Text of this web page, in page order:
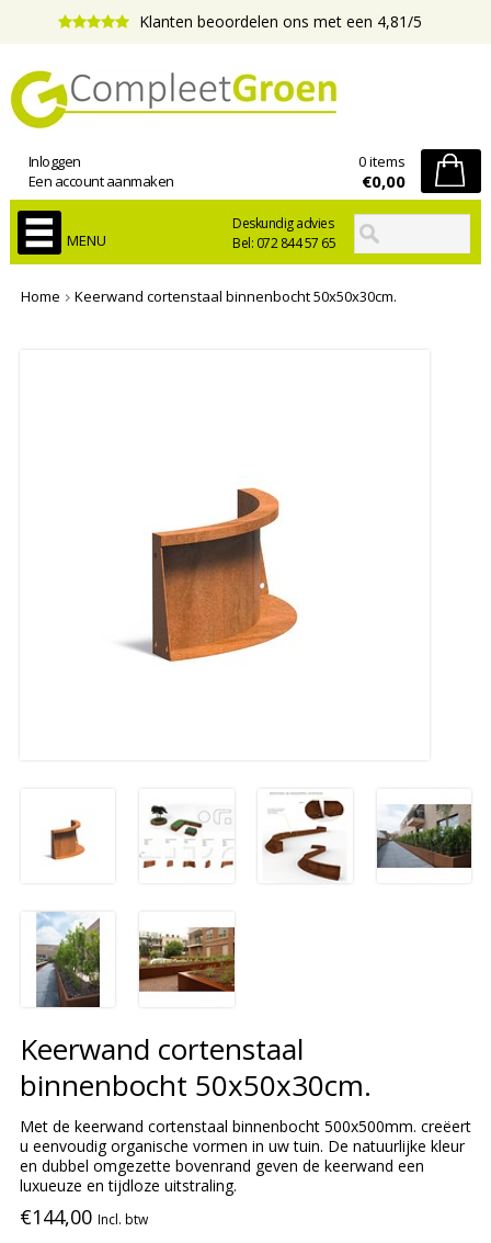
Klanten beoordelen ons met een 4,81/5
Deskundig advies
Bel: 072 844 57 65
Inloggen
Een account aanmaken
0 items
€0,00
MENU
Home Keerwand cortenstaal binnenbocht 50x50x30cm.
Keerwand cortenstaal
binnenbocht 50x50x30cm.
Met de keerwand cortenstaal binnenbocht 500x500mm. creëert
u eenvoudig organische vormen in uw tuin. De natuurlijke kleur
en dubbel omgezette bovenrand geven de keerwand een
luxueuze en tijdloze uitstraling.
€144,00 Incl. btw